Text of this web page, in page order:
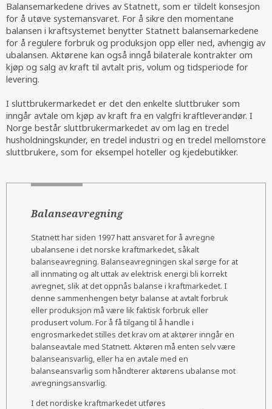
Balansemarkedene drives av Statnett, som er tildelt konsesjon
for å utøve systemansvaret. For å sikre den momentane
balansen i kraftsystemet benytter Statnett balansemarkedene
for å regulere forbruk og produksjon opp eller ned, avhengig av
ubalansen. Aktørene kan også inngå bilaterale kontrakter om
kjøp og salg av kraft til avtalt pris, volum og tidsperiode for
levering.
I sluttbrukermarkedet er det den enkelte sluttbruker som
inngår avtale om kjøp av kraft fra en valgfri kraftleverandør. I
Norge består sluttbrukermarkedet av om lag en tredel
husholdningskunder, en tredel industri og en tredel mellomstore
sluttbrukere, som for eksempel hoteller og kjedebutikker.
Balanseavregning
Statnett har siden 1997 hatt ansvaret for å avregne
ubalansene i det norske kraftmarkedet, såkalt
balanseavregning. Balanseavregningen skal sørge for at
all innmating og alt uttak av elektrisk energi bli korrekt
avregnet, slik at det oppnås balanse i kraftmarkedet. I
denne sammenhengen betyr balanse at avtalt forbruk
eller produksjon må være lik faktisk forbruk eller
produsert volum. For å få tilgang til å handle i
engrosmarkedet stilles det krav om at aktører inngår en
balanseavtale med Statnett. Aktøren må enten selv være
balanseansvarlig, eller ha en avtale med en
balanseansvarlig som håndterer aktørens ubalanse mot
avregningsansvarlig.
I det nordiske kraftmarkedet utføres